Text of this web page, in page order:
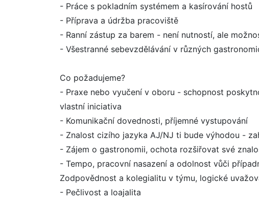
- Práce s pokladním systémem a kasírování hostů
- Příprava a údržba pracoviště
- Ranní zástup za barem - není nutností, ale
- Všestranné sebevzdělávání v různých
Co požadujeme?
- Praxe nebo vyučení v oboru - schopnost
vlastní iniciativa
- Komunikační dovednosti, příjemné vystupování
- Znalost cizího jazyka AJ/NJ ti bude výhodou -
- Zájem o gastronomii, ochota rozšiřovat své
- Tempo, pracovní nasazení a odolnost vůči
Zodpovědnost a kolegialitu v týmu, logické
- Pečlivost a loajalita